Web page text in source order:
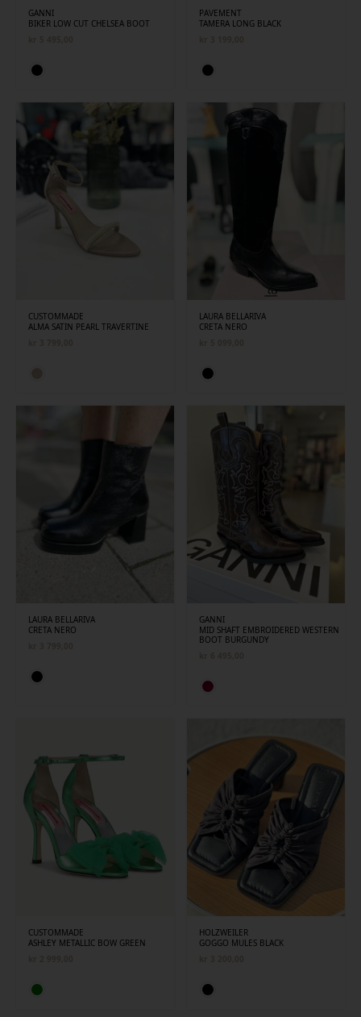
GANNI
BIKER LOW CUT CHELSEA BOOT
PAVEMENT
TAMERA LONG BLACK
CUSTOMMADE
ALMA SATIN PEARL TRAVERTINE
LAURA BELLARIVA
CRETA NERO
LAURA BELLARIVA
CRETA NERO
GANNI
MID SHAFT EMBROIDERED WESTERN
BOOT BURGUNDY
CUSTOMMADE
ASHLEY METALLIC BOW GREEN
HOLZWEILER
GOGGO MULES BLACK